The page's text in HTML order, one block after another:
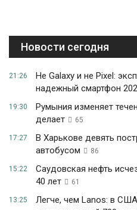
Новости сегодня
21:26
Не Galaxy и не Pixel:
надежный смартфон
19:30
Румыния изменяет
делает
65
17:27
В Харькове девять
автобусом
86
15:22
Саудовская нефть
40 лет
61
13:25
Легче, чем Lanos: в